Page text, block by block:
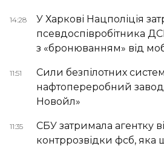
14:28
У Харкові Нацполіція
псевдоспівробітника
з «бронюванням» від
11:51
Сили безпілотних
нафтопереробний
Новойл»
11:35
СБУ затримала агентку
контррозвідки фсб, яка